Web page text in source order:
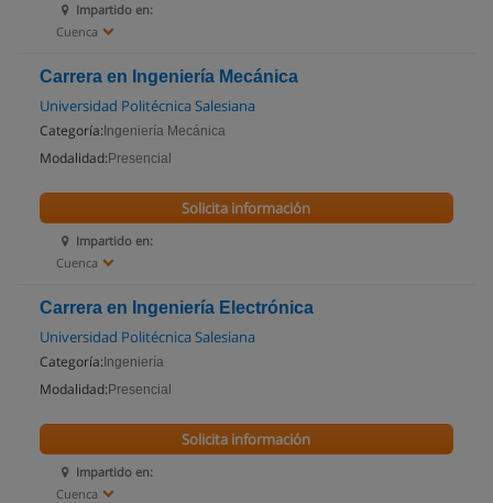
Impartido en:
Cuenca
Carrera en Ingeniería Mecánica
Universidad Politécnica Salesiana
Categoría: Ingeniería Mecánica
Modalidad: Presencial
Impartido en:
Cuenca
Solicita información
Carrera en Ingeniería Electrónica
Universidad Politécnica Salesiana
Categoría: Ingeniería
Modalidad: Presencial
Impartido en:
Cuenca
Solicita información